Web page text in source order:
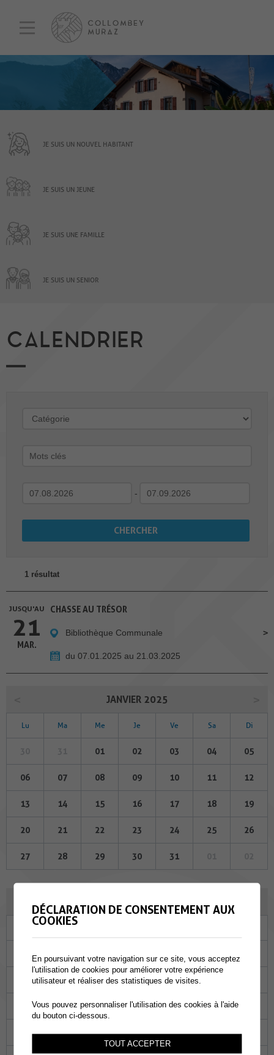
JE SUIS UN NOUVEL HABITANT
JE SUIS UN JEUNE
JE SUIS UNE FAMILLE
JE SUIS UN SENIOR
CALENDRIER
-
1 résultat
JUSQU'AU
21
MAR.
CHASSE AU TRÉSOR
Bibliothèque Communale
du 07.01.2025 au 21.03.2025
JANVIER 2025
Lu Ma Me Je Ve Sa Di
01 02 03 04 05
06 07 08 09 10 11 12
13 14 15 16 17 18 19
20 21 22 23 24 25 26
27 28 29 30 31
Ma
30 31
04 05 06 07
11 12 13 14 15
18 19 20 21 22
DÉCLARATION DE CONSENTEMENT AUX
COOKIES
En poursuivant votre navigation sur ce site, vous acceptez
l'utilisation de cookies pour améliorer votre expérience
utilisateur et réaliser des statistiques de visites.
Vous pouvez personnaliser l'utilisation des cookies à l'aide
du bouton ci-dessous.
TOUT ACCEPTER